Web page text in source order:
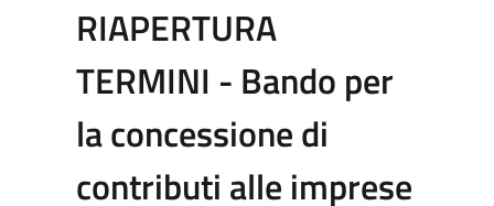
RIAPERTURA
TERMINI - Bando per
la concessione di
contributi alle imprese